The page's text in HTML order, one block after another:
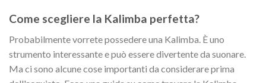
Come scegliere la Kalimba perfetta?
Probabilmente vorrete possedere una Kalimba. È uno
strumento interessante e può essere divertente da suonare.
Ma ci sono alcune cose importanti da considerare prima